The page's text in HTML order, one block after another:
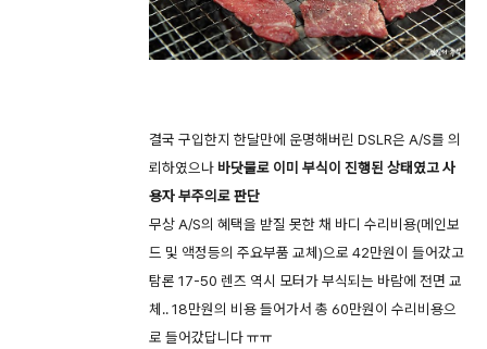
결국 구입한지 한달만에 운명해버린 DSLR은 A/S를 의
뢰하였으나 바닷물로 이미 부식이 진행된 상태였고 사
용자 부주의로 판단
무상 A/S의 혜택을 받질 못한 채 바디 수리비용(메인보
드 및 액정등의 주요부품 교체)으로 42만원이 들어갔고
탐론 17-50 렌즈 역시 모터가 부식되는 바람에 전면 교
체.. 18만원의 비용 들어가서 총 60만원이 수리비용으
로 들어갔답니다 ㅠㅠ